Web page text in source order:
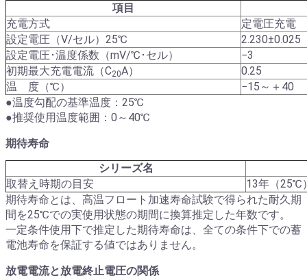
項目
充電方式
定電圧充電
設定電圧（V/セル）25℃
2.230±0.025
設定電圧･温度係数（mV/℃･セル）
−3
初期最大充電電流（C20A）
0.25
温 度（℃）
−15～＋40
●温度勾配の基準温度：25℃
●推奨使用温度範囲：0～40℃
期待寿命
シリーズ名
取替え時期の目安
13年（25℃
期待寿命とは、高温フロート加速寿命試験で得られた耐久期
間を25℃での実使用状態の期間に換算推定した年数です。
一定条件使用下で推定した期待寿命は、全ての条件下での蓄
電池寿命を保証する値ではありません。
放電電流と放電終止電圧の関係